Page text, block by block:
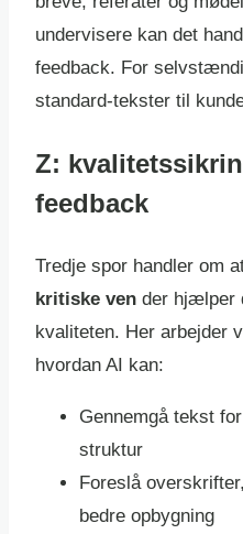
undervisere kan det
feedback. For
standard-tekster til
Z:
feedback
Tredje spor handler om
kritiske ven der hjælper
kvaliteten. Her arbejder
hvordan AI kan:
Gennemgå tekst
struktur
Foreslå
bedre opbygning